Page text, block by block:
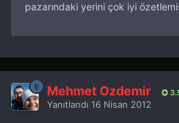
pazarındaki yerini çok iyi
Mehmet Özdemir
Yanıtlandı 16 Nisan 2012